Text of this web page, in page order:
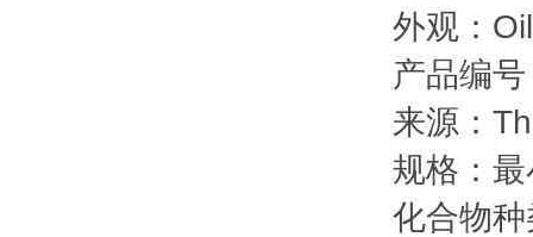
外观：Oil
产品编
来源：
规格：
化合物